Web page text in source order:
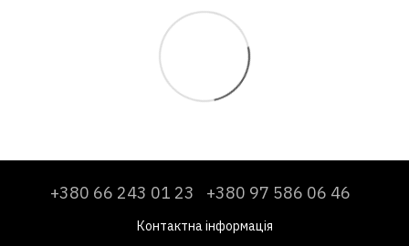
+380 66 243 01 23 +380 97 586 06 46
Контактна інформація